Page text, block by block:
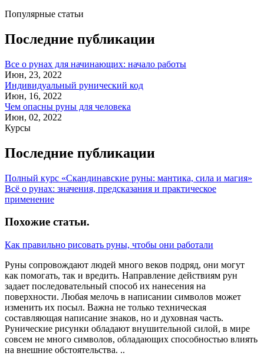
Популярные статьи
Последние публикации
Все о рунах для начинающих: начало работы
Июн, 23, 2022
Индивидуальный рунический код
Июн, 16, 2022
Чем опасны руны для человека
Июн, 02, 2022
Курсы
Последние публикации
Полный курс «Скандинавские руны: мантика, сила и магия»
Всё о рунах: значения, предсказания и практическое
применение
Похожие статьи.
Как правильно рисовать руны, чтобы они работали
Руны сопровождают людей много веков подряд, они могут
как помогать, так и вредить. Направление действиям рун
задает последовательный способ их нанесения на
поверхности. Любая мелочь в написании символов может
изменить их посыл. Важна не только техническая
составляющая написание знаков, но и духовная часть.
Рунические рисунки обладают внушительной силой, в мире
совсем не много символов, обладающих способностью влиять
на внешние обстоятельства. ..